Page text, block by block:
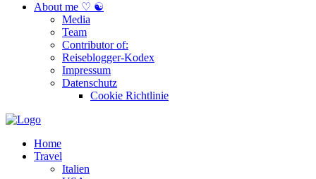
About me ♡ ☯
Media
Team
Contributor of:
Reiseblogger-Kodex
Impressum
Datenschutz
Cookie Richtlinie
Home
Travel
Italien